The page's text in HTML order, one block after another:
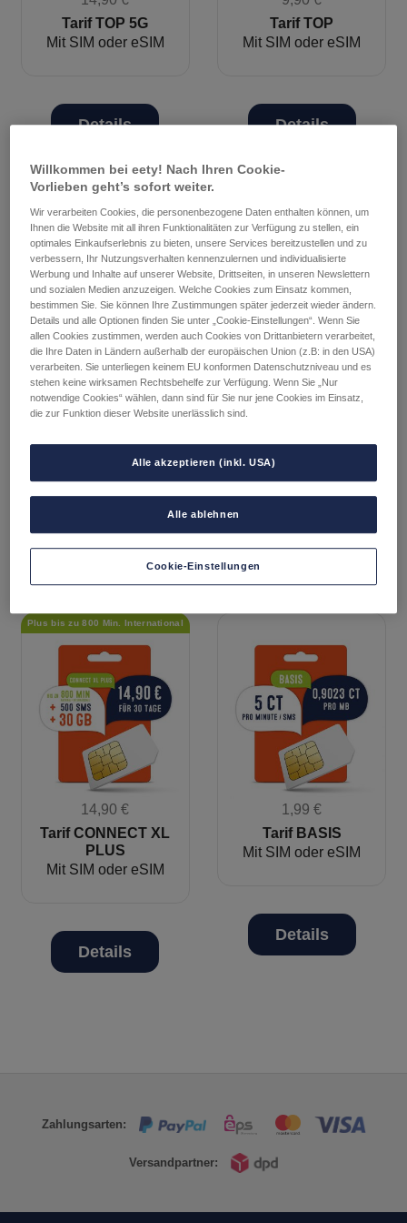
Tarif TOP 5G
Details
Tarif TOP
Details
19,99 €
Details
9,99 €
Details
Tarif CONNECT XL
PLUS
14,90€
Details
Tarif BASIS
1,99€
Details
Zahlungsarten:
Versandpartner:
Willkommen bei eety! Nach Ihren Cookie-
Vorlieben geht’s sofort weiter.
Wir verarbeiten Cookies, die personenbezogene Daten enthalten können, um
Ihnen die Website mit all ihren Funktionalitäten zur Verfügung zu stellen, ein
optimales Einkaufserlebnis zu bieten, unsere Services bereitzustellen und zu
verbessern, Ihr Nutzungsverhalten kennenzulernen und individualisierte
Werbung und Inhalte auf unserer Website, Drittseiten, in unseren Newslettern
und sozialen Medien anzuzeigen. Welche Cookies zum Einsatz kommen,
bestimmen Sie. Sie können Ihre Zustimmungen später jederzeit wieder ändern.
Details und alle Optionen finden Sie unter „Cookie-Einstellungen“. Wenn Sie
allen Cookies zustimmen, werden auch Cookies von Drittanbietern verarbeitet,
die Ihre Daten in Ländern außerhalb der europäischen Union (z.B: in den USA)
verarbeiten. Sie unterliegen keinem EU konformen Datenschutzniveau und es
stehen keine wirksamen Rechtsbehelfe zur Verfügung. Wenn Sie „Nur
notwendige Cookies“ wählen, dann sind für Sie nur jene Cookies im Einsatz,
die zur Funktion dieser Website unerlässlich sind.
Alle ablehnen
Alle akzeptieren (inkl. USA)
Cookie-Einstellungen